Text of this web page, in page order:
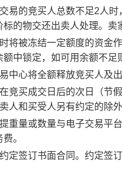
易的竞买人总数不足2人
的物交还出卖人处理。
将被冻结一定额度的资金
中锁定，如可用余额不足
中心将全额释放竞买人及
竞买成交日后的次日（节
人和买受人另有约定的除
重量或数量与电子交易平
。
定签订书面合同。约定签